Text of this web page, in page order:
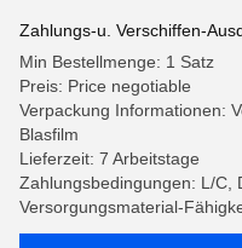
Zahlungs-u. Verschiffen-
Min Bestellmenge: 1 Satz
Preis: Price negotiable
Verpackung Informationen:
Blasfilm
Lieferzeit: 7 Arbeitstage
Zahlungsbedingungen: L/C,
Versorgungsmaterial-